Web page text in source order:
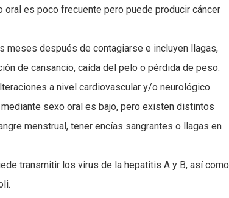
oral es poco frecuente pero puede producir cáncer
meses después de contagiarse e incluyen llagas,
de cansancio, caída del pelo o pérdida de peso.
a nivel cardiovascular y/o neurológico.
sexo oral es bajo, pero existen distintos
menstrual, tener encías sangrantes o llagas en
transmitir los virus de la hepatitis A y B, así como